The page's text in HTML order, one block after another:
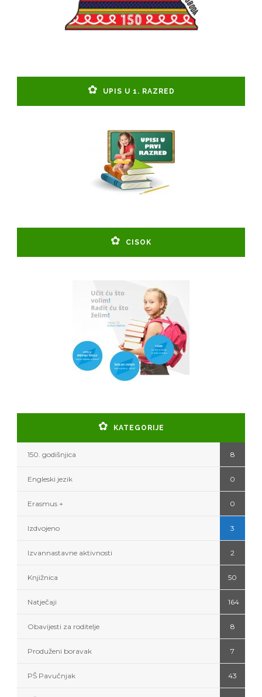
UPIS U 1. RAZRED
CISOK
KATEGORIJE
150. godišnjica 8
Engleski jezik 0
Erasmus + 0
Izdvojeno 3
Izvannastavne aktivnosti 2
Knjižnica 50
Natječaji 164
Obavijesti za roditelje 8
Produženi boravak 7
PŠ Pavučnjak 43